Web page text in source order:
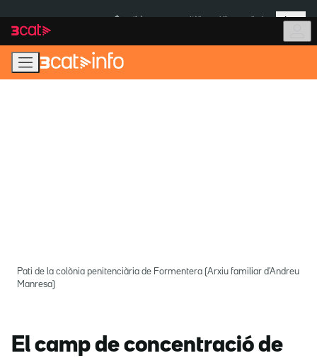
navegació
principal
contingut
Més
Pati de la colònia penitenciària de Formentera (Arxiu familiar d'Andreu
Manresa)
El camp de concentració de